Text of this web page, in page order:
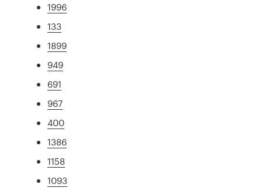
1996
133
1899
949
691
967
400
1386
1158
1093